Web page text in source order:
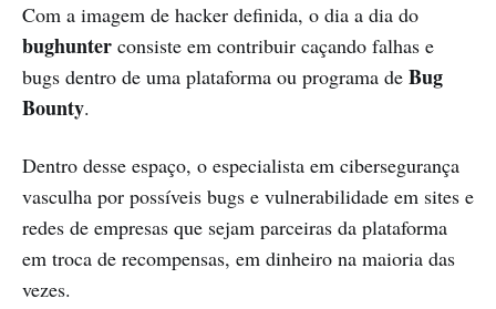
Com a imagem de hacker definida, o dia a dia do
bughunter consiste em contribuir caçando falhas e
bugs dentro de uma plataforma ou programa de Bug
Bounty.
Dentro desse espaço, o especialista em cibersegurança
vasculha por possíveis bugs e vulnerabilidade em sites e
redes de empresas que sejam parceiras da plataforma
em troca de recompensas, em dinheiro na maioria das
vezes.